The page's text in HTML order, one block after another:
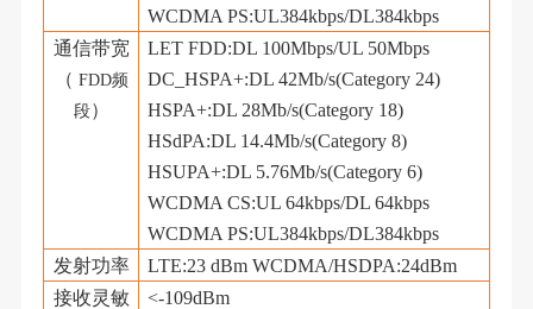
WCDMA PS:UL384kbps/DL384kbps
通信带宽
（ FDD频
段）
LET FDD:DL 100Mbps/UL 50Mbps
DC_HSPA+:DL 42Mb/s(Category 24)
HSPA+:DL 28Mb/s(Category 18)
HSdPA:DL 14.4Mb/s(Category 8)
HSUPA+:DL 5.76Mb/s(Category 6)
WCDMA CS:UL 64kbps/DL 64kbps
WCDMA PS:UL384kbps/DL384kbps
发射功率
LTE:23 dBm WCDMA/HSDPA:24dBm
接收灵敏
<-109dBm